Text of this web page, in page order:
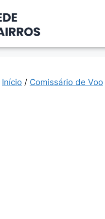
Início / Comissário de Voo